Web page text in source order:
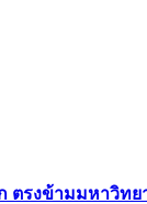
งข้ามมหาวิทยา